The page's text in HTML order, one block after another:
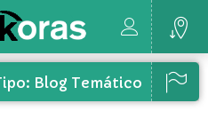
Blog Temático